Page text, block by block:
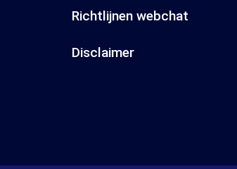
Richtlijnen webchat
Disclaimer